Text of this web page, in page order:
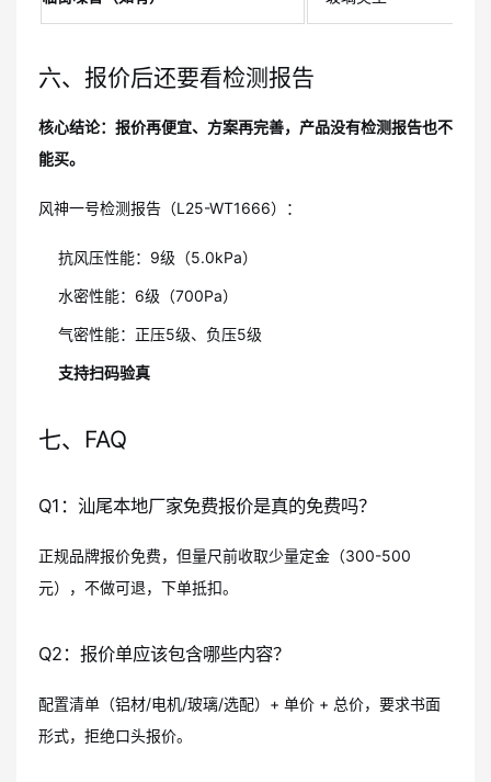
六、报价后还要看检测报告
核心结论：报价再便宜、方案再完善，产品没有检测报告也不
能买。
风神一号检测报告（L25-WT1666）：
抗风压性能：9级（5.0kPa）
水密性能：6级（700Pa）
气密性能：正压5级、负压5级
支持扫码验真
七、FAQ
Q1：汕尾本地厂家免费报价是真的免费吗？
正规品牌报价免费，但量尺前收取少量定金（300-500
元），不做可退，下单抵扣。
Q2：报价单应该包含哪些内容？
配置清单（铝材/电机/玻璃/选配）+ 单价 + 总价，要求书面
形式，拒绝口头报价。